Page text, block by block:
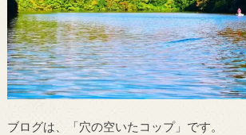
ブログは、「穴の空いたコップ」です。